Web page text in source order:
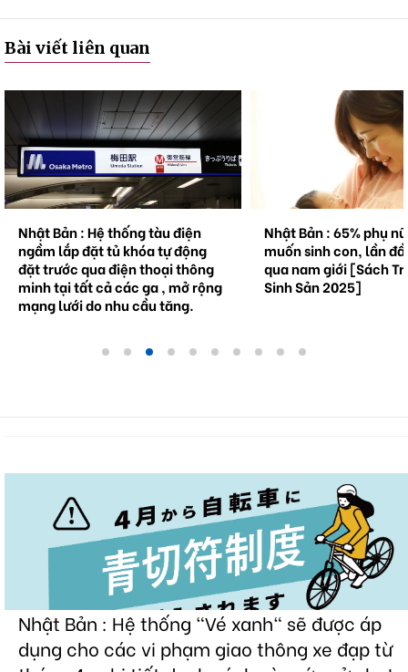
Bài viết liên quan
Nhật Bản : Hệ thống tàu điện
ngầm lắp đặt tủ khóa tự động
đặt trước qua điện thoại thông
minh tại tất cả các ga , mở rộng
mạng lưới do nhu cầu tăng.
Nhật Bản : 65% phụ
muốn sinh con, lần
qua nam giới [Sách
Sinh Sản 2025]
Nhật Bản : Hệ thống "Vé xanh" sẽ được áp
dụng cho các vi phạm giao thông xe đạp từ